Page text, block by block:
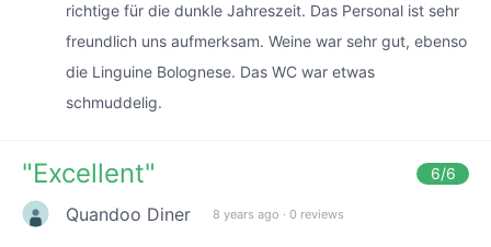
richtige für die dunkle Jahreszeit. Das Personal ist sehr
freundlich uns aufmerksam. Weine war sehr gut, ebenso
die Linguine Bolognese. Das WC war etwas
schmuddelig.
"Excellent" 6/6
Quandoo Diner 8 years ago · 0 reviews